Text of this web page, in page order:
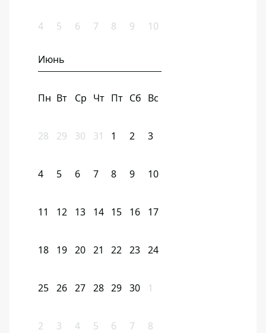
4 5 6 7 8 9 10
Июнь
Пн Вт Ср Чт Пт Сб Вс
28 29 30 31 1 2 3
4 5 6 7 8 9 10
11 12 13 14 15 16 17
18 19 20 21 22 23 24
25 26 27 28 29 30 1
2 3 4 5 6 7 8